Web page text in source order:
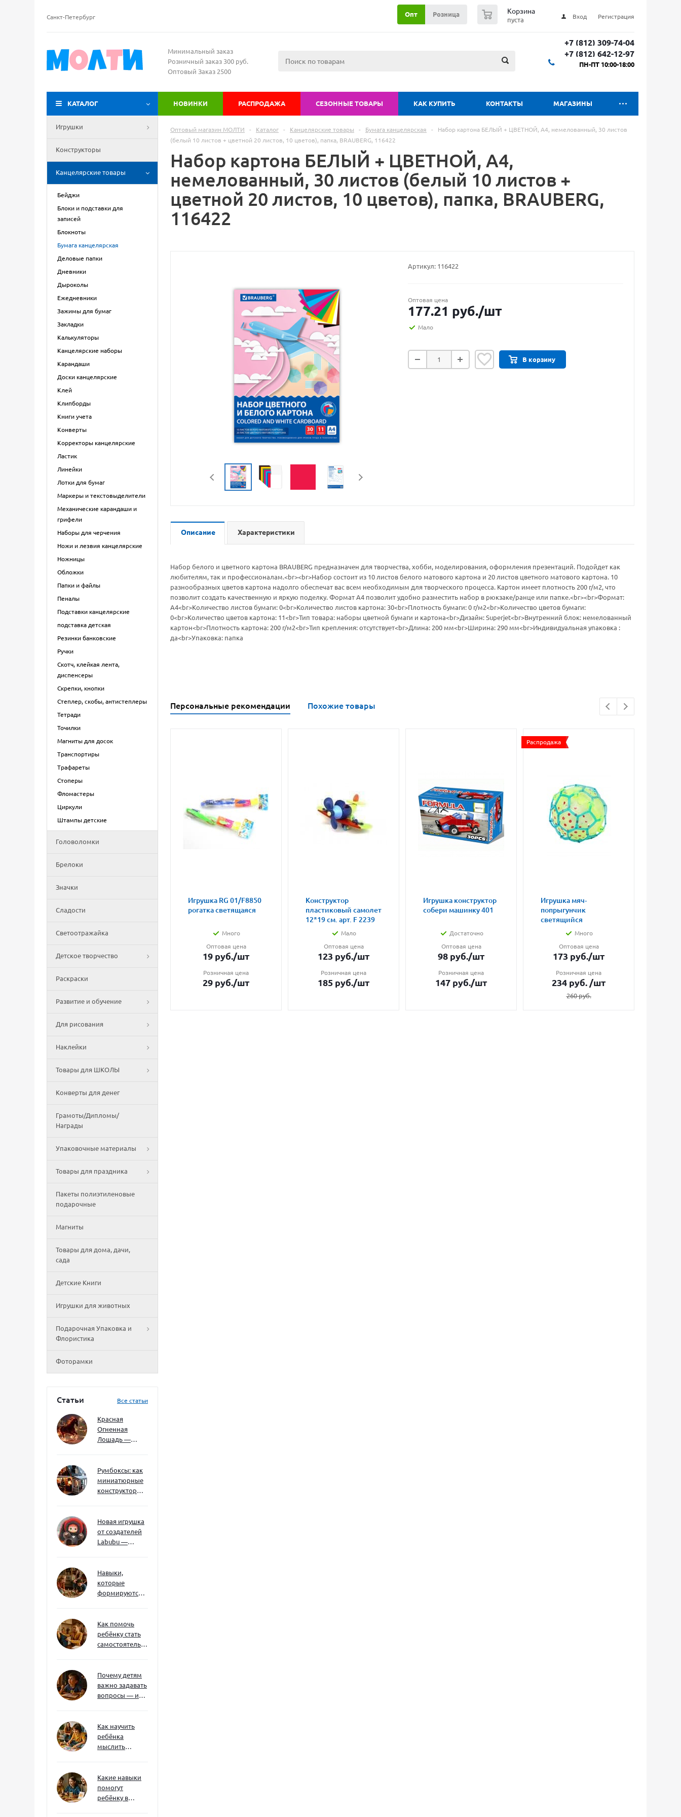
Санкт-Петербург Вход Регистрация
Корзина
пуста
Опт Розница
Минимальный заказ
Розничный заказ 300 руб.
Оптовый Заказ 2500
+7 (812) 309-74-04
+7 (812) 642-12-97
ПН-ПТ 10:00-18:00
КАТАЛОГ НОВИНКИ РАСПРОДАЖА СЕЗОННЫЕ ТОВАРЫ КАК КУПИТЬ КОНТАКТЫ МАГАЗИНЫ
Игрушки
Конструкторы
Канцелярские товары
Бейджи
Блоки и подставки для
записей
Блокноты
Бумага канцелярская
Деловые папки
Дневники
Дыроколы
Ежедневники
Зажимы для бумаг
Закладки
Калькуляторы
Канцелярские наборы
Карандаши
Доски канцелярские
Клей
Клипборды
Книги учета
Конверты
Корректоры канцелярские
Ластик
Линейки
Лотки для бумаг
Маркеры и текстовыделители
Механические карандаши и
грифели
Наборы для черчения
Ножи и лезвия канцелярские
Ножницы
Обложки
Папки и файлы
Пеналы
Подставки канцелярские
подставка детская
Резинки банковские
Ручки
Скотч, клейкая лента,
диспенсеры
Скрепки, кнопки
Степлер, скобы, антистеплеры
Тетради
Точилки
Магниты для досок
Транспортиры
Трафареты
Стоперы
Фломастеры
Циркули
Штампы детские
Головоломки
Брелоки
Значки
Сладости
Светоотражайка
Детское творчество
Раскраски
Развитие и обучение
Для рисования
Наклейки
Товары для ШКОЛЫ
Конверты для денег
Грамоты/Дипломы/
Награды
Упаковочные материалы
Товары для праздника
Пакеты полиэтиленовые
подарочные
Магниты
Товары для дома, дачи,
сада
Детские Книги
Игрушки для животных
Подарочная Упаковка и
Флористика
Фоторамки
Статьи Все статьи
Красная
Огненная
Лошадь —
ждать и как
подготовиться
Румбоксы: как
миниатюрные
конструкторы
мышление и
внимание к
деталям
Новая игрушка
от создателей
Labubu —
Навыки,
которые
формируются
ребёнка
успешным
Как помочь
ребёнку стать
самостоятельным
Почему детям
важно задавать
вопросы — и
Как научить
ребёнка
мыслить
сложностей
Какие навыки
помогут
ребёнку в
Оптовый магазин МОЛТИ - Каталог - Канцелярские товары - Бумага канцелярская -
Набор картона БЕЛЫЙ + ЦВЕТНОЙ, A4, немелованный, 30 листов
(белый 10 листов + цветной 20 листов, 10 цветов), папка, BRAUBERG, 116422
Набор картона БЕЛЫЙ + ЦВЕТНОЙ, A4,
немелованный, 30 листов (белый 10 листов +
цветной 20 листов, 10 цветов), папка, BRAUBERG,
116422
Артикул: 116422
Оптовая цена
177.21 руб./шт
Мало
В корзину
Описание Характеристики
Набор белого и цветного картона BRAUBERG предназначен для творчества, хобби, моделирования, оформления презентаций. Подойдет как
любителям, так и профессионалам.<br><br>Набор состоит из 10 листов белого матового картона и 20 листов цветного матового картона. 10
разнообразных цветов картона надолго обеспечат вас всем необходимым для творческого процесса. Картон имеет плотность 200 г/м2, что
позволит создать качественную и яркую поделку. Формат А4 позволит удобно разместить набор в рюкзаке/ранце или папке.<br><br>Формат:
А4<br>Количество листов бумаги: 0<br>Количество листов картона: 30<br>Плотность бумаги: 0 г/м2<br>Количество цветов бумаги:
0<br>Количество цветов картона: 11<br>Тип товара: наборы цветной бумаги и картона<br>Дизайн: Superjet<br>Внутренний блок: немелованный
картон<br>Плотность картона: 200 г/м2<br>Тип крепления: отсутствует<br>Длина: 200 мм<br>Ширина: 290 мм<br>Индивидуальная упаковка :
да<br>Упаковка: папка
Персональные рекомендации Похожие товары
Игрушка RG 01/F8850
рогатка светящаяся
Много
Оптовая цена
19 руб./шт
Розничная цена
29 руб./шт
Конструктор
пластиковый самолет
12*19 см. арт. F 2239
Мало
Оптовая цена
123 руб./шт
Розничная цена
185 руб./шт
Игрушка конструктор
собери машинку 401
Достаточно
Оптовая цена
98 руб./шт
Розничная цена
147 руб./шт
Распродажа
Игрушка мяч-
попрыгунчик
светящийся
Много
Оптовая цена
173 руб./шт
Розничная цена
234 руб. /шт
260руб.